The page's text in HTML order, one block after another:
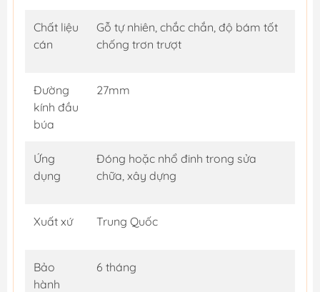
Chất liệu
cán
Gỗ tự nhiên, chắc chắn, độ bám tốt
chống trơn trượt
Đường
kính đầu
búa
27mm
Ứng
dụng
Đóng hoặc nhổ đinh trong sửa
chữa, xây dựng
Xuất xứ Trung Quốc
Bảo
hành
6 tháng